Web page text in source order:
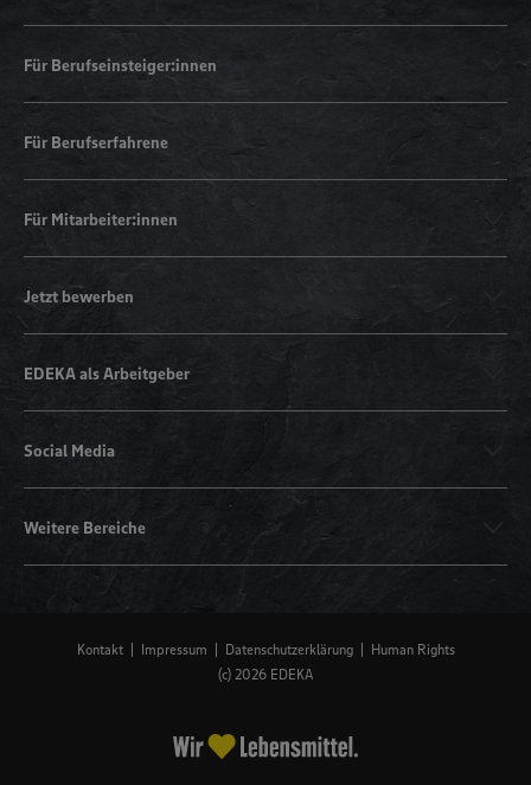
Für Berufseinsteiger:innen
Für Berufserfahrene
Für Mitarbeiter:innen
Jetzt bewerben
EDEKA als Arbeitgeber
Social Media
Weitere Bereiche
Kontakt Impressum Datenschutzerklärung
Human Rights
(c) 2026 EDEKA